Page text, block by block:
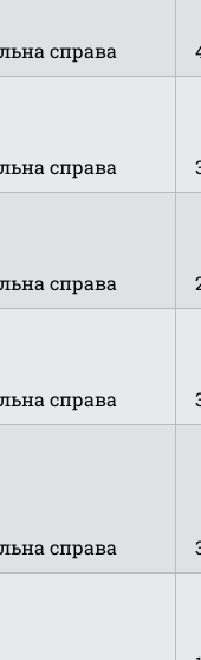
справа
справа
справа
справа
справа